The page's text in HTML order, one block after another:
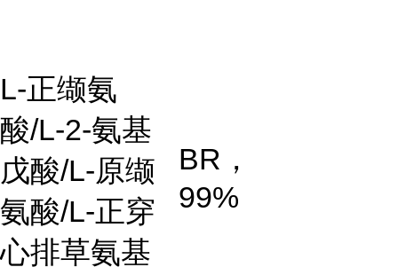
L-正缬氨
酸/L-2-氨基
戊酸/L-原缬
氨酸/L-正穿
心排草氨基
BR，
99%